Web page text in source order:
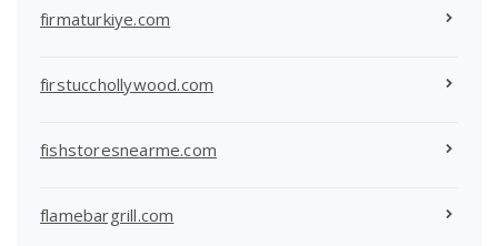
firmaturkiye.com
firstucchollywood.com
fishstoresnearme.com
flamebargrill.com